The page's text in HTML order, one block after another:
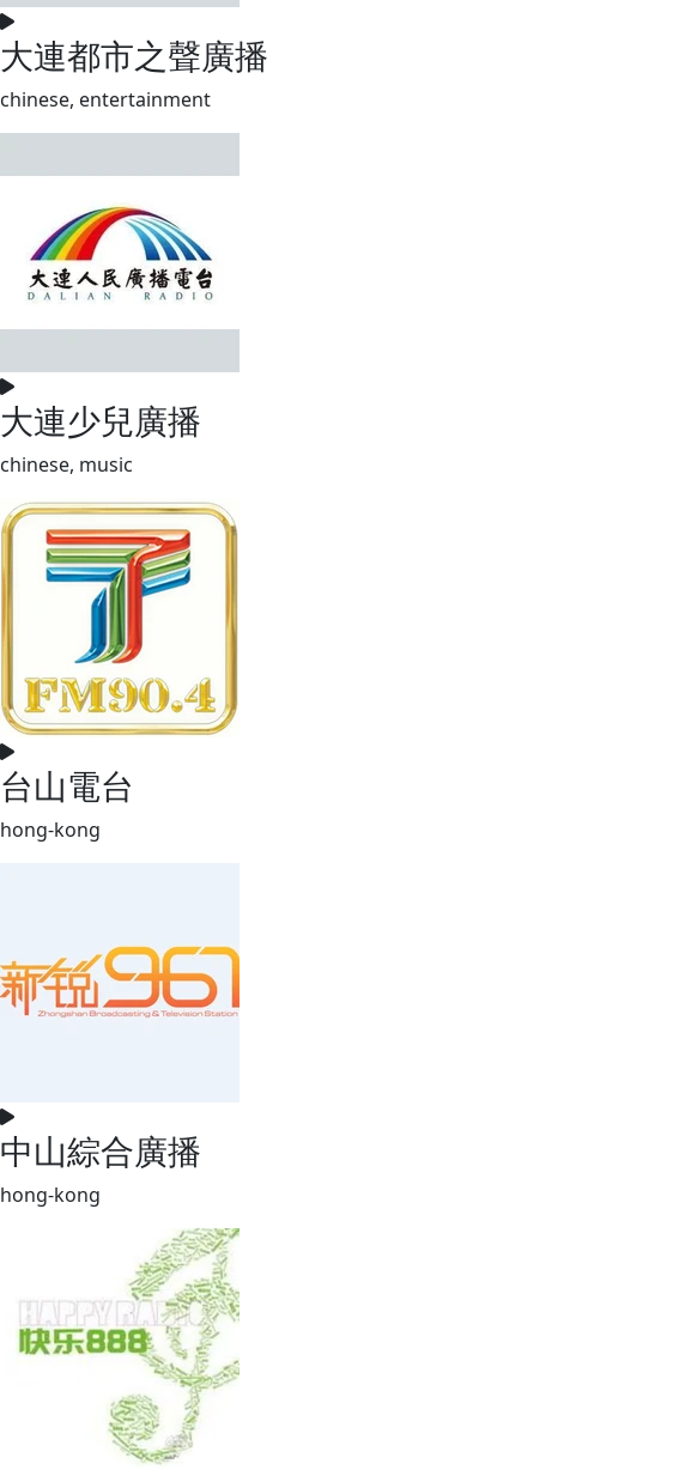
大連都市之聲廣播
chinese, entertainment
大連少兒廣播
chinese, music
台山電台
hong-kong
中山綜合廣播
hong-kong